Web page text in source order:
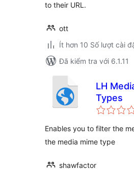
to their URL.
ott
Ít hơn 10 Số lượt cài
Đã kiểm tra với 6.1.11
LH
Types
Enables you to filter the
the media mime type
shawfactor